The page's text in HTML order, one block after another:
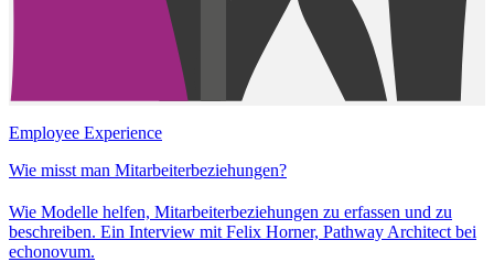
Employee Experience
Wie misst man Mitarbeiterbeziehungen?
Wie Modelle helfen, Mitarbeiterbeziehungen zu erfassen und zu
beschreiben. Ein Interview mit Felix Horner, Pathway Architect bei
echonovum.